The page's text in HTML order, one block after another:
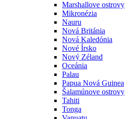
Marshallove ostrovy
Mikronézia
Nauru
Nová Británia
Nová Kaledónia
Nové Írsko
Nový Zéland
Oceánia
Palau
Papua Nová Guinea
Šalamúnove ostrovy
Tahiti
Tonga